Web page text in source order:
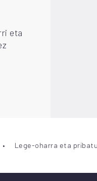
eta
Lege-oharra eta